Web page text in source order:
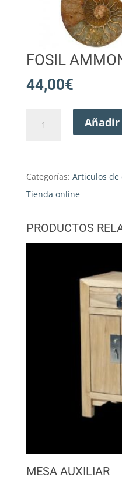
FOSIL
44,00€
AMMONITES
Categorías: Articulos de
Tienda online
PRODUCTOS
MESA AUXILIAR